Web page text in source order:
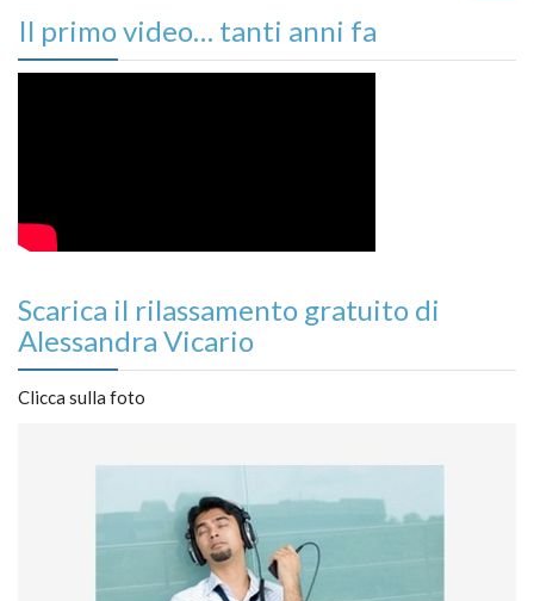
Il primo video… tanti anni fa
Scarica il rilassamento gratuito di
Alessandra Vicario
Clicca sulla foto